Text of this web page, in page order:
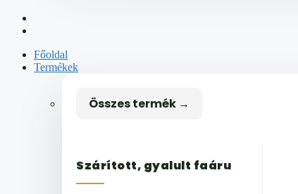
Főoldal
Termékek
Összes termék →
Szárított, gyalult faáru